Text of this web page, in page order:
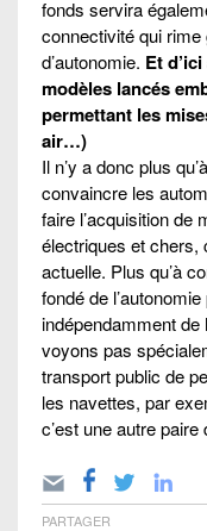
fonds servira
connectivité qui
d’autonomie. Et
modèles lancés
permettant les
air…)
Il n’y a donc plus
convaincre les
faire l’acquisition de
électriques et chers,
actuelle. Plus qu’à
fondé de
indépendamment de
voyons pas
transport public de
les navettes, par
c’est une autre
PARTAGER